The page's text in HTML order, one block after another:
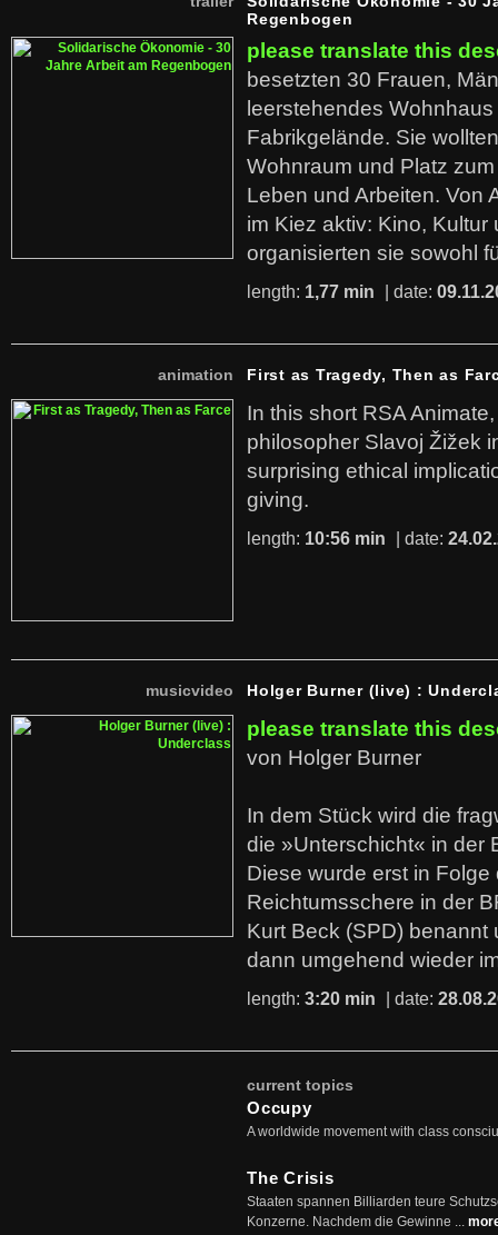
Regenbogen
please translate this
besetzten 30 Frauen,
leerstehendes
Fabrikgelände. Sie
Wohnraum und Platz
Leben und Arbeiten. Von
im Kiez aktiv: Kino,
organisierten sie sowohl
length: 1,77 min | date:
animation First as Tragedy, Then as
In this short RSA
philosopher Slavoj Žižek
surprising ethical
giving.
length: 10:56 min | date:
musicvideo Holger Burner (live) :
please translate this
von Holger Burner
In dem Stück wird die
die »Unterschicht« in der
Diese wurde erst in
Reichtumsschere in der
Kurt Beck (SPD)
dann umgehend wieder
length: 3:20 min | date:
current topics
Occupy
A worldwide movement with class
The Crisis
Staaten spannen Billiarden teure
Konzerne. Nachdem die Gewinne ...